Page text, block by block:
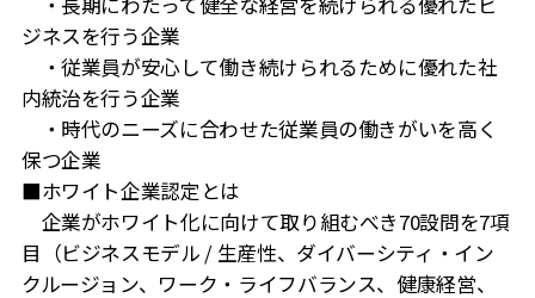
ジネスを行う企業
・従業員が安心して働き続けられるために優れた社
内統治を行う企業
・時代のニーズに合わせた従業員の働きがいを高く
保つ企業
■ホワイト企業認定とは
企業がホワイト化に向けて取り組むべき70設問を7項
目（ビジネスモデル / 生産性、ダイバーシティ・イン
クルージョン、ワーク・ライフバランス、健康経営、